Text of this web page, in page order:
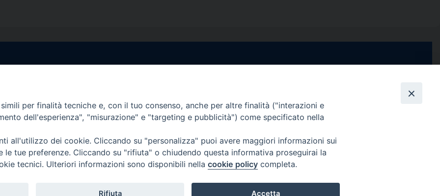
Uffici:
tel. 0818714501
Giorni ed Orari Apertura Uffici:
Uffici Matrimoni:
Lunedì e Mercoledì ore 09:30 – 12:30
YouTube
Channel
Feed
Informativa Privacy
COPYRIGHT © 2013-2025
per finalità tecniche e, con il tuo consenso, anche per altre finalità ("interazioni e
dell'esperienza", "misurazione" e "targeting e pubblicità") come specificato nella
all'utilizzo dei cookie. Cliccando su "personalizza" puoi avere maggiori informazioni sui
le tue preferenze. Cliccando su "rifiuta" o chiudendo questa informativa proseguirai la
tecnici. Ulteriori informazioni sono disponibili nella cookie policy completa.
Rifiuta Accetta